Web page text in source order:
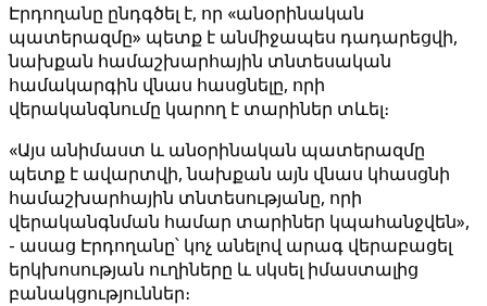
Էրդողանը ընդգծել է, որ «անօրինական
պատերազմը» պետք է անմիջապես դադարեցվի,
նախքան համաշխարհային տնտեսական
համակարգին վնաս հասցնելը, որի
վերականգնումը կարող է տարիներ տևել։
«Այս անիմաստ և անօրինական պատերազմը
պետք է ավարտվի, նախքան այն վնաս կհասցնի
համաշխարհային տնտեսությանը, որի
վերականգնման համար տարիներ կպահանջվեն»,
- ասաց Էրդողանը՝ կոչ անելով արագ վերաբացել
երկխոսության ուղիները և սկսել իմաստալից
բանակցություններ։